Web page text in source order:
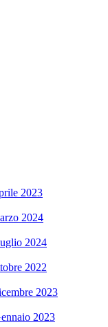
2023
2024
2024
2022
2023
2023